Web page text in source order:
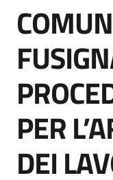
strumenti
di
Supporto
Piattaforme
telematiche
Salta al contenuto
PER
DEI